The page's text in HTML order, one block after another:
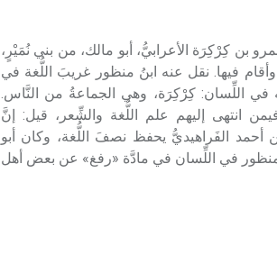
(…ـ نحو 248هـ/… ـ نحو863م) عمرو بن كِرْكِرَة الأعرابيُّ، أبو مالك، من بني نُمَيْرٍ،
فيها. نقل عنه ابنُ منظور غريبَ اللُّغة في
اللِّسان: كِرْكِرَة، وهي الجماعةُ من النَّاس.
انتهى إليهم علم اللُّغة والشِّعر، قيل: إنَّ
أحمد الفَراهيديُّ يحفظ نصفَ اللُّغة، وكان أبو
منظور في اللِّسان في مادَّة «رفغ» عن بعض أهل